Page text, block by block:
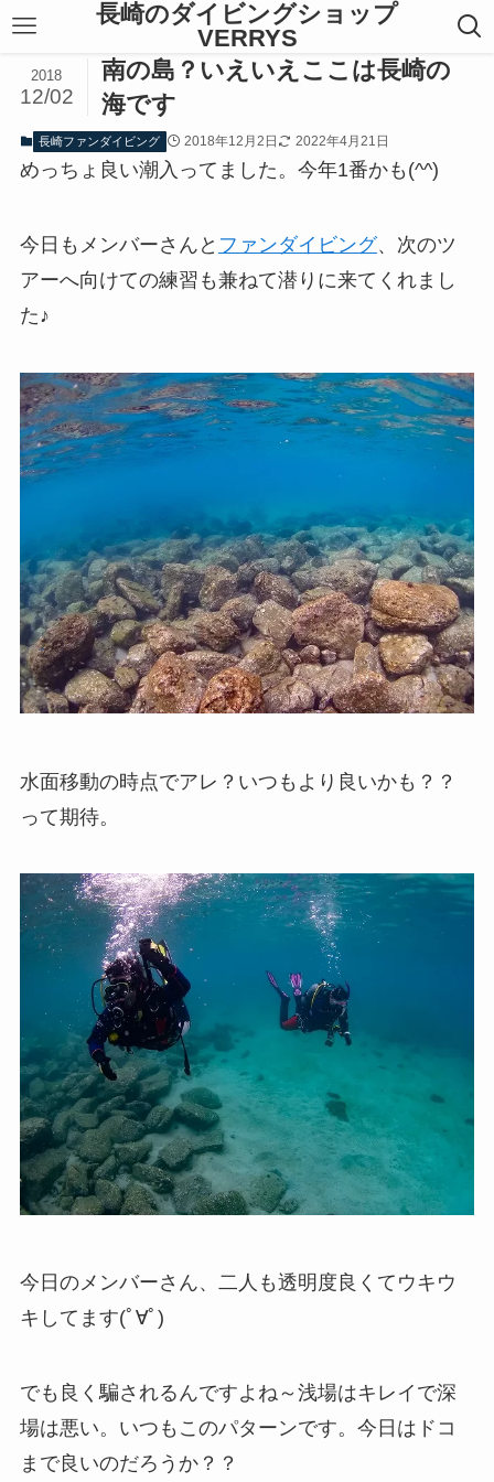
長崎のダイビングショップ
VERRYS
南の島？いえいえここは長崎の
海です
2018
12/02
長崎ファンダイビング 2018年12月2日 2022年4月21日
めっちょ良い潮入ってました。今年1番かも(^^)
今日もメンバーさんと ファンダイビング、次のツ
アーへ向けての練習も兼ねて潜りに来てくれまし
た♪
水面移動の時点でアレ？いつもより良いかも？？
って期待。
今日のメンバーさん、二人も透明度良くてウキウ
キしてます(ﾟ∀ﾟ)
でも良く騙されるんですよね～浅場はキレイで深
場は悪い。いつもこのパターンです。今日はドコ
まで良いのだろうか？？